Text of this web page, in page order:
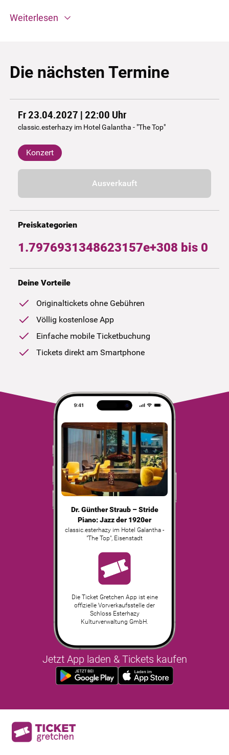
Weiterlesen
Die nächsten Termine
Fr 23.04.2027 | 22:00 Uhr
classic.esterhazy im Hotel Galantha - "The Top"
Konzert
Ausverkauft
Preiskategorien
1.7976931348623157e+308 bis 0
Deine Vorteile
Originaltickets ohne Gebühren
Völlig kostenlose App
Einfache mobile Ticketbuchung
Tickets direkt am Smartphone
Dr. Günther Straub – Stride
Piano: Jazz der 1920er
classic.esterhazy im Hotel Galantha -
"The Top" Eisenstadt
Die Ticket Gretchen App ist eine
offizielle Vorverkaufsstelle der
Schloss Esterhazy
Kulturverwaltung GmbH.
Jetzt App laden & Tickets kaufen